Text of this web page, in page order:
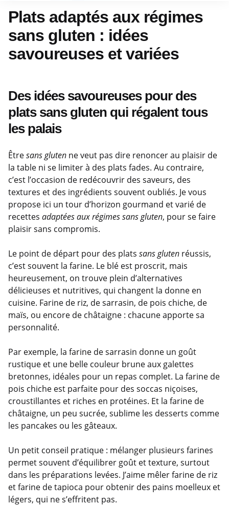
Plats adaptés aux régimes
sans gluten : idées
savoureuses et variées
Des idées savoureuses pour des
plats sans gluten qui régalent tous
les palais
Êtresans gluten ne veut pas dire renoncer au plaisir de
la table ni se limiter à des plats fades. Au contraire,
c’est l’occasion de redécouvrir des saveurs, des
textures et des ingrédients souvent oubliés. Je vous
propose ici un tour d’horizon gourmand et varié de
recettes adaptées aux régimes sans gluten, pour se faire
plaisir sans compromis.
Le point de départ pour des plats sans gluten réussis,
c’est souvent la farine. Le blé est proscrit, mais
heureusement, on trouve plein d’alternatives
délicieuses et nutritives, qui changent la donne en
cuisine. Farine de riz, de sarrasin, de pois chiche, de
maïs, ou encore de châtaigne : chacune apporte sa
personnalité.
Par exemple, la farine de sarrasin donne un goût
rustique et une belle couleur brune aux galettes
bretonnes, idéales pour un repas complet. La farine de
pois chiche est parfaite pour des soccas niçoises,
croustillantes et riches en protéines. Et la farine de
châtaigne, un peu sucrée, sublime les desserts comme
les pancakes ou les gâteaux.
Un petit conseil pratique : mélanger plusieurs farines
permet souvent d’équilibrer goût et texture, surtout
dans les préparations levées. J’aime mêler farine de riz
et farine de tapioca pour obtenir des pains moelleux et
légers, qui ne s’effritent pas.